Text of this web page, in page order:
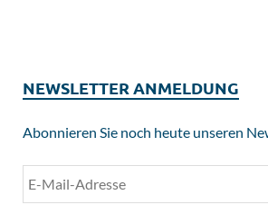
NEWSLETTER ANMELDUNG
Abonnieren Sie noch heute unseren